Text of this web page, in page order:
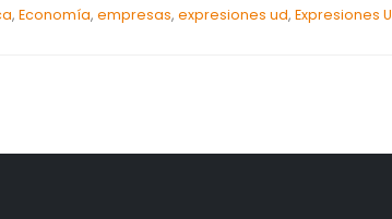
,Economía,empresas,expresiones ud,Expresiones